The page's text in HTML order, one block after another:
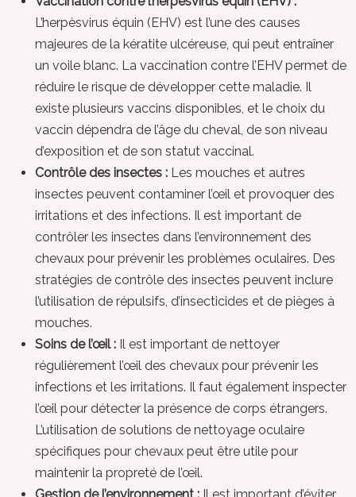
L’herpèsvirus équin (EHV) est l’une des causes
majeures de la kératite ulcéreuse, qui peut entraîner
un voile blanc. La vaccination contre l’EHV permet de
réduire le risque de développer cette maladie. Il
existe plusieurs vaccins disponibles, et le choix du
vaccin dépendra de l’âge du cheval, de son niveau
d’exposition et de son statut vaccinal.
Contrôle des insectes : Les mouches et autres
insectes peuvent contaminer l’œil et provoquer des
irritations et des infections. Il est important de
contrôler les insectes dans l’environnement des
chevaux pour prévenir les problèmes oculaires. Des
stratégies de contrôle des insectes peuvent inclure
l’utilisation de répulsifs, d’insecticides et de pièges à
mouches.
Soins de l’œil : Il est important de nettoyer
régulièrement l’œil des chevaux pour prévenir les
infections et les irritations. Il faut également inspecter
l’œil pour détecter la présence de corps étrangers.
L’utilisation de solutions de nettoyage oculaire
spécifiques pour chevaux peut être utile pour
maintenir la propreté de l’œil.